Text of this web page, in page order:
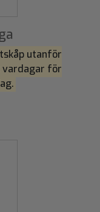
utanför
vardagar för